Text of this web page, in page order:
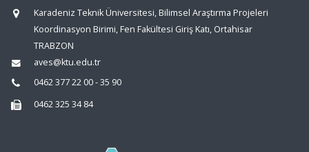
Karadeniz Teknik Üniversitesi, Bilimsel Araştırma Projeleri
Koordinasyon Birimi, Fen Fakültesi Giriş Katı, Ortahisar
TRABZON
aves@ktu.edu.tr
0462 377 22 00 - 35 90
0462 325 34 84